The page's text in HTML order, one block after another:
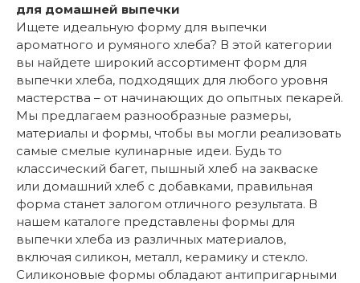
для домашней выпечки
Ищете идеальную форму для выпечки
ароматного и румяного хлеба? В этой категории
вы найдете широкий ассортимент форм для
выпечки хлеба, подходящих для любого уровня
мастерства – от начинающих до опытных пекарей.
Мы предлагаем разнообразные размеры,
материалы и формы, чтобы вы могли реализовать
самые смелые кулинарные идеи. Будь то
классический багет, пышный хлеб на закваске
или домашний хлеб с добавками, правильная
форма станет залогом отличного результата. В
нашем каталоге представлены формы для
выпечки хлеба из различных материалов,
включая силикон, металл, керамику и стекло.
Силиконовые формы обладают антипригарными